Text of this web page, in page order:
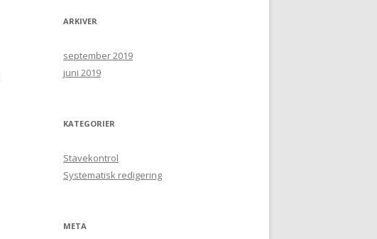
ARKIVER
september 2019
juni 2019
KATEGORIER
Stavekontrol
Systematisk redigering
META